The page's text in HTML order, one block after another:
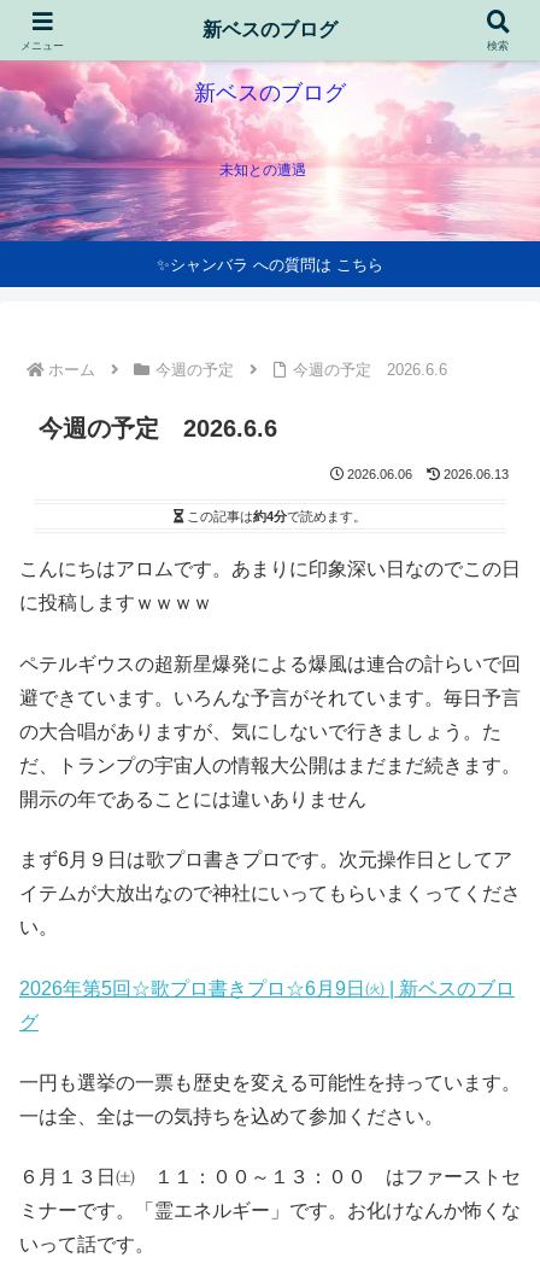
新ベスのブログ
未知との遭遇
✨シャンバラ への質問は こちら
ホーム 今週の予定 今週の予定 2026.6.6
今週の予定 2026.6.6
2026.06.06 2026.06.13
この記事は約4分で読めます。
こんにちはアロムです。あまりに印象深い日なのでこの日
に投稿しますｗｗｗｗ
ペテルギウスの超新星爆発による爆風は連合の計らいで回
避できています。いろんな予言がそれています。毎日予言
の大合唱がありますが、気にしないで行きましょう。た
だ、トランプの宇宙人の情報大公開はまだまだ続きます。
開示の年であることには違いありません
まず6月９日は歌プロ書きプロです。次元操作日としてア
イテムが大放出なので神社にいってもらいまくってくださ
い。
2026年第5回☆歌プロ書きプロ☆6月9日㈫ | 新ベスのブロ
グ
一円も選挙の一票も歴史を変える可能性を持っています。
一は全、全は一の気持ちを込めて参加ください。
６月１３日㈯ １１：００～１３：００ はファーストセ
ミナーです。「霊エネルギー」です。お化けなんか怖くな
いって話です。
メニュー
新ベスのブログ
検索